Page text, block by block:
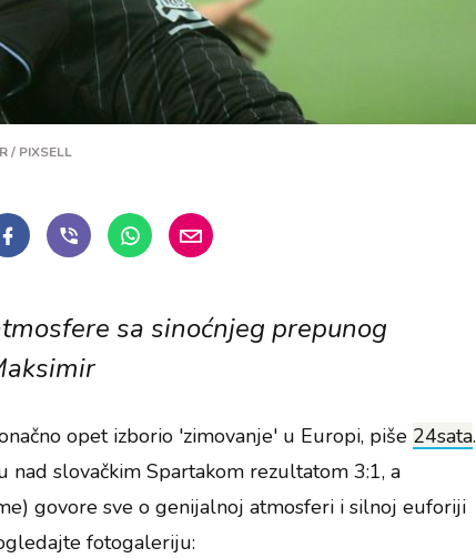
/ PIXSELL
sa sinoćnjeg prepunog
opet izborio 'zimovanje' u Europi, piše 24sata.
slovačkim Spartakom rezultatom 3:1, a
govore sve o genijalnoj atmosferi i silnoj euforiji
fotogaleriju: